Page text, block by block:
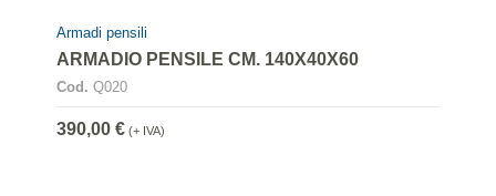
Armadi pensili
ARMADIO PENSILE CM. 140X40X60
Cod. Q020
390,00 € (+ IVA)